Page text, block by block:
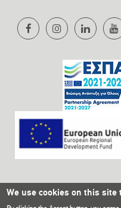
We use cookies on this